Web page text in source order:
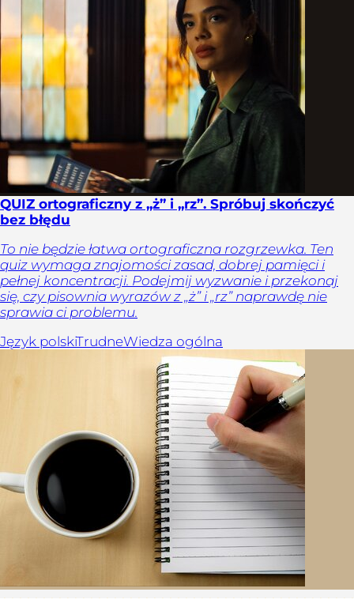
QUIZ ortograficzny z „ż” i „rz”. Spróbuj skończyć
bez błędu
To nie będzie łatwa ortograficzna rozgrzewka. Ten
quiz wymaga znajomości zasad, dobrej pamięci i
pełnej koncentracji. Podejmij wyzwanie i przekonaj
się, czy pisownia wyrazów z „ż” i „rz” naprawdę nie
sprawia ci problemu.
Język polskiTrudneWiedza ogólna